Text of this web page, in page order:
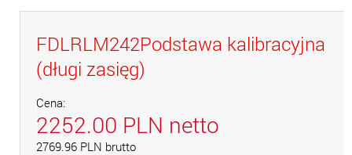
FDLRLM242Podstawa kalibracyjna
(długi zasięg)
Cena:
2252.00 PLN netto
2769.96 PLN brutto